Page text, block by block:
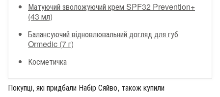
Матуючий зволожуючий крем SPF32 Prevention+
(43 мл)
Балансуючий відновлювальний догляд для губ
Ormedic (7 г)
Косметичка
Покупці, які придбали Набір Сяйво, також купили